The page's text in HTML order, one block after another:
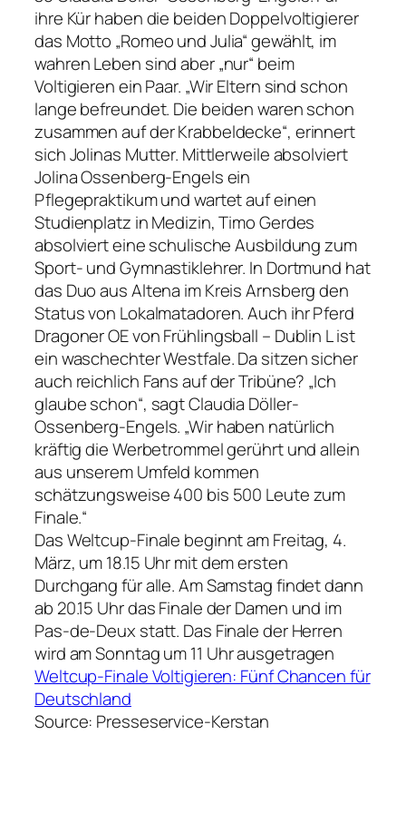
ihre Kür haben die beiden Doppelvoltigierer
das Motto „Romeo und Julia“ gewählt, im
wahren Leben sind aber „nur“ beim
Voltigieren ein Paar. „Wir Eltern sind schon
lange befreundet. Die beiden waren schon
zusammen auf der Krabbeldecke“, erinnert
sich Jolinas Mutter. Mittlerweile absolviert
Jolina Ossenberg-Engels ein
Pflegepraktikum und wartet auf einen
Studienplatz in Medizin, Timo Gerdes
absolviert eine schulische Ausbildung zum
Sport- und Gymnastiklehrer. In Dortmund hat
das Duo aus Altena im Kreis Arnsberg den
Status von Lokalmatadoren. Auch ihr Pferd
Dragoner OE von Frühlingsball – Dublin L ist
ein waschechter Westfale. Da sitzen sicher
auch reichlich Fans auf der Tribüne? „Ich
glaube schon“, sagt Claudia Döller-
Ossenberg-Engels. „Wir haben natürlich
kräftig die Werbetrommel gerührt und allein
aus unserem Umfeld kommen
schätzungsweise 400 bis 500 Leute zum
Finale.“
Das Weltcup-Finale beginnt am Freitag, 4.
März, um 18.15 Uhr mit dem ersten
Durchgang für alle. Am Samstag findet dann
ab 20.15 Uhr das Finale der Damen und im
Pas-de-Deux statt. Das Finale der Herren
wird am Sonntag um 11 Uhr ausgetragen
Weltcup-Finale Voltigieren: Fünf Chancen für
Deutschland
Source: Presseservice-Kerstan